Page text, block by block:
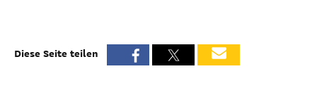
Diese Seite teilen